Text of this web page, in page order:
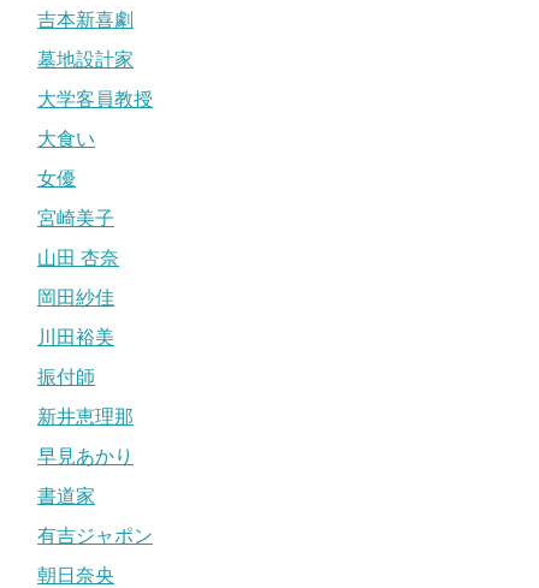
吉本新喜劇
墓地設計家
大学客員教授
大食い
女優
宮崎美子
山田 杏奈
岡田紗佳
川田裕美
振付師
新井恵理那
早見あかり
書道家
有吉ジャポン
朝日奈央